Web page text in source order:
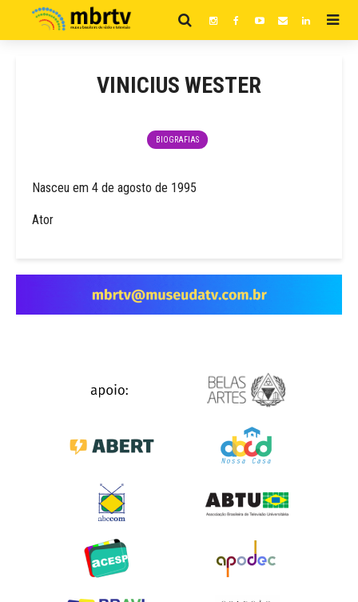
VINICIUS WESTER
BIOGRAFIAS
Nasceu em 4 de agosto de 1995
Ator